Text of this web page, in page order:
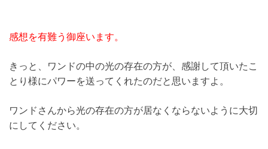
感想を有難う御座います。
きっと、ワンドの中の光の存在の方が、感謝して頂いたこ
とり様にパワーを送ってくれたのだと思いますよ。
ワンドさんから光の存在の方が居なくならないように大切
にしてください。